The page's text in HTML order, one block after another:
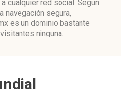
cualquier red social. Según
navegación segura,
es un dominio bastante
ninguna.